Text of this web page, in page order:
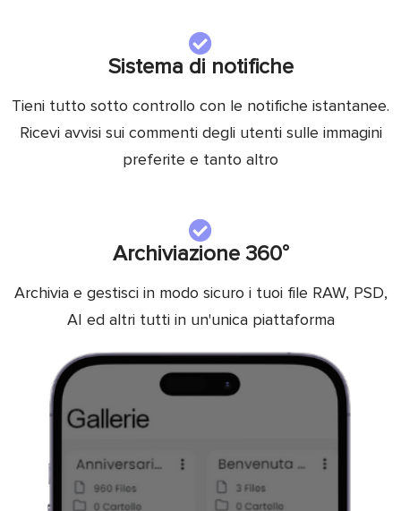
Sistema di notifiche
Tieni tutto sotto controllo con le notifiche istantanee.
Ricevi avvisi sui commenti degli utenti sulle immagini
preferite e tanto altro
Archiviazione 360°
Archivia e gestisci in modo sicuro i tuoi file RAW, PSD,
AI ed altri tutti in un'unica piattaforma